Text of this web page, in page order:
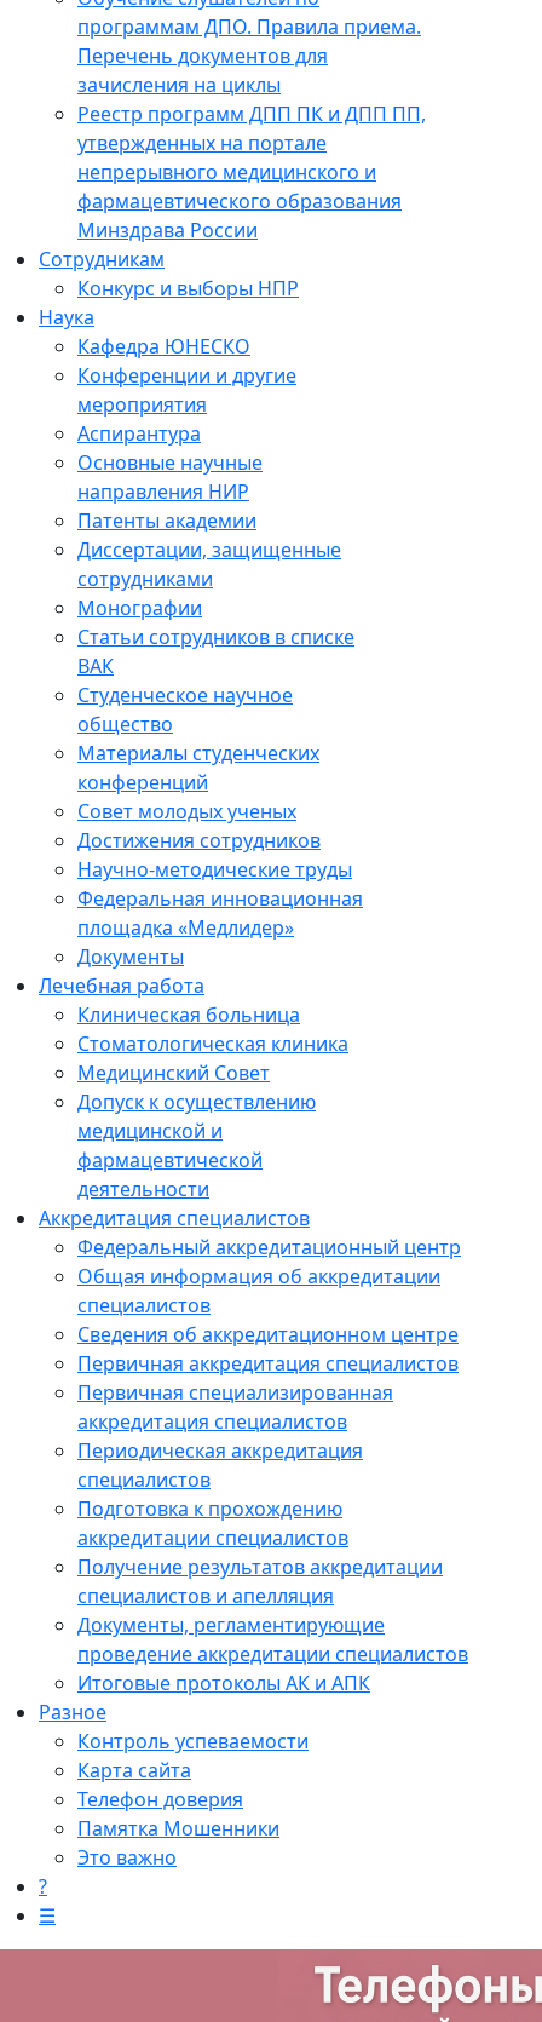
программам ДПО. Правила приема.
Перечень документов для
зачисления на циклы
Реестр программ ДПП ПК и ДПП ПП,
утвержденных на портале
непрерывного медицинского и
фармацевтического образования
Минздрава России
Сотрудникам
Конкурс и выборы НПР
Наука
Кафедра ЮНЕСКО
Конференции и другие
мероприятия
Аспирантура
Основные научные
направления НИР
Патенты академии
Диссертации, защищенные
сотрудниками
Монографии
Статьи сотрудников в списке
ВАК
Студенческое научное
общество
Материалы студенческих
конференций
Совет молодых ученых
Достижения сотрудников
Научно-методические труды
Федеральная инновационная
площадка «Медлидер»
Документы
Лечебная работа
Клиническая больница
Стоматологическая клиника
Медицинский Совет
Допуск к осуществлению
медицинской и
фармацевтической
деятельности
Аккредитация специалистов
Федеральный аккредитационный центр
Общая информация об аккредитации
специалистов
Сведения об аккредитационном центре
Первичная аккредитация специалистов
Первичная специализированная
аккредитация специалистов
Периодическая аккредитация
специалистов
Подготовка к прохождению
аккредитации специалистов
Получение результатов аккредитации
специалистов и апелляция
Документы, регламентирующие
проведение аккредитации специалистов
Итоговые протоколы АК и АПК
Разное
Контроль успеваемости
Карта сайта
Телефон доверия
Памятка Мошенники
Это важно
?
☰